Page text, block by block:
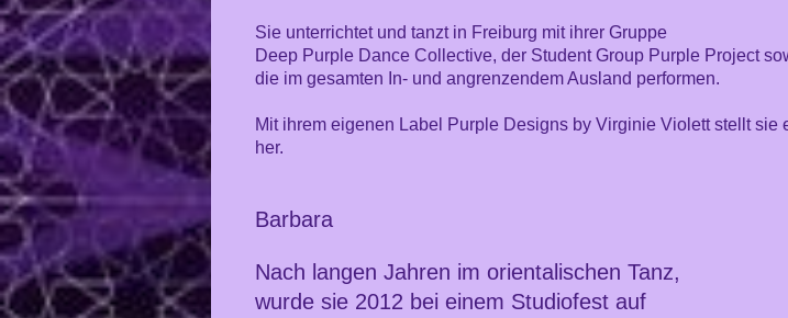
Sie unterrichtet und tanzt in Freiburg mit ihrer Gruppe
Deep Purple Dance Collective, der Student Group Purple Project
die im gesamten In- und angrenzendem Ausland performen.
Mit ihrem eigenen Label Purple Designs by Virginie Violett stellt
her.
Barbara
Nach langen Jahren im orientalischen Tanz,
wurde sie 2012 bei einem Studiofest auf